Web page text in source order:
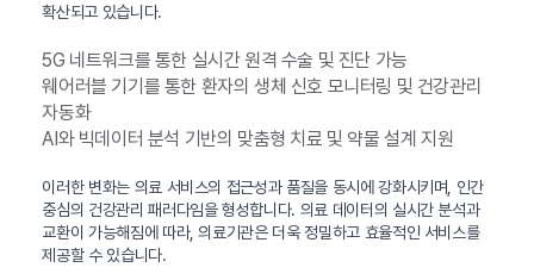
확산되고 있습니다.
5G 네트워크를 통한 실시간 원격 수술 및 진단 가능
웨어러블 기기를 통한 환자의 생체 신호 모니터링 및 건강관리
자동화
AI와 빅데이터 분석 기반의 맞춤형 치료 및 약물 설계 지원
이러한 변화는 의료 서비스의 접근성과 품질을 동시에 강화시키며, 인간
중심의 건강관리 패러다임을 형성합니다. 의료 데이터의 실시간 분석과
교환이 가능해짐에 따라, 의료기관은 더욱 정밀하고 효율적인 서비스를
제공할 수 있습니다.